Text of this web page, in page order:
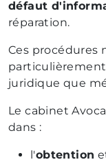
défaut
réparation.
Ces procédures
juridique que
Le cabinet
dans :
l'obtention